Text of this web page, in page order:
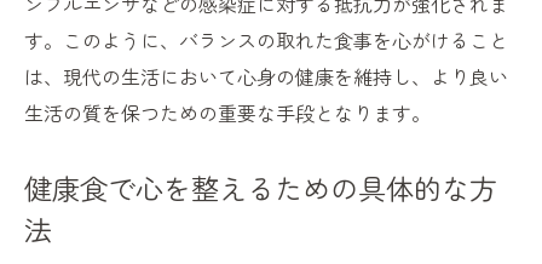
す。このように、バランスの取れた食事を心がけること
は、現代の生活において心身の健康を維持し、より良い
生活の質を保つための重要な手段となります。
健康食で心を整えるための具体的な方
法